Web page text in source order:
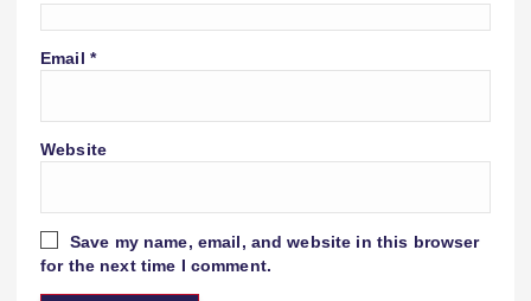
Email *
Website
Save my name, email, and website in this browser
for the next time I comment.